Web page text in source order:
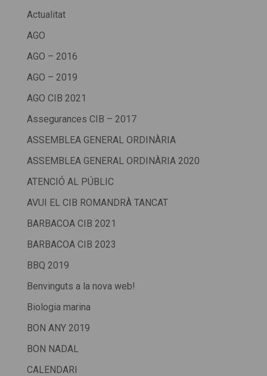
Actualitat
AGO
AGO – 2016
AGO – 2019
AGO CIB 2021
Assegurances CIB – 2017
ASSEMBLEA GENERAL ORDINÀRIA
ASSEMBLEA GENERAL ORDINÀRIA 2020
ATENCIÓ AL PÚBLIC
AVUI EL CIB ROMANDRÀ TANCAT
BARBACOA CIB 2021
BARBACOA CIB 2023
BBQ 2019
Benvinguts a la nova web!
Biologia marina
BON ANY 2019
BON NADAL
CALENDARI